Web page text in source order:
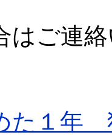
はご連
た１年